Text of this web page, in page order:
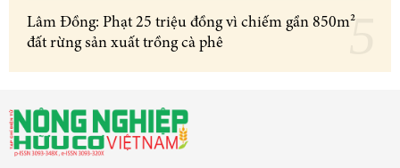
Lâm Đồng: Phạt 25 triệu đồng vì chiếm gần 850m²
đất rừng sản xuất trồng cà phê